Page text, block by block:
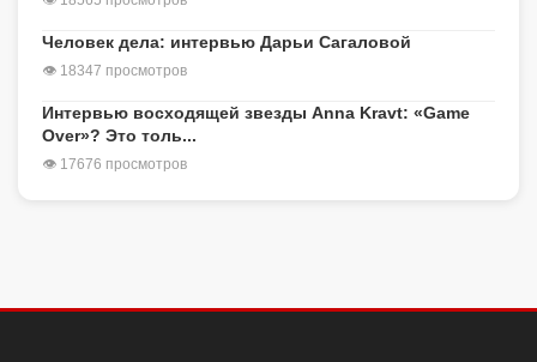
Человек дела: интервью Дарьи Сагаловой
👁 18347 просмотров
Интервью восходящей звезды Anna Kravt: «Game
Over»? Это толь...
👁 17676 просмотров